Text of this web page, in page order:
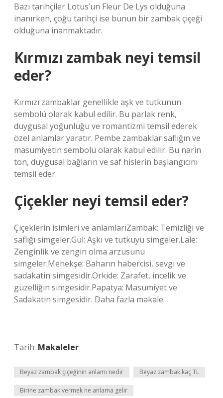
Bazı tarihçiler Lotus’un Fleur De Lys olduğuna
inanırken, çoğu tarihçi ise bunun bir zambak çiçeği
olduğuna inanmaktadır.
Kırmızı zambak neyi temsil
eder?
Kırmızı zambaklar genellikle aşk ve tutkunun
sembolü olarak kabul edilir. Bu parlak renk,
duygusal yoğunluğu ve romantizmi temsil ederek
özel anlamlar yaratır. Pembe zambaklar saflığın ve
masumiyetin sembolü olarak kabul edilir. Bu narin
ton, duygusal bağların ve saf hislerin başlangıcını
temsil eder.
Çiçekler neyi temsil eder?
Çiçeklerin isimleri ve anlamlarıZambak: Temizliği ve
saflığı simgeler.Gül: Aşkı ve tutkuyu simgeler.Lale:
Zenginlik ve zengin olma arzusunu
simgeler.Menekşe: Baharın habercisi, sevgi ve
sadakatin simgesidir.Orkide: Zarafet, incelik ve
güzelliğin simgesidir.Papatya: Masumiyet ve
Sadakatin simgesidir. Daha fazla makale…
Tarih: Makaleler
Beyaz zambak çiçeğinin anlamı nedir Beyaz zambak kaç TL
Birine zambak vermek ne anlama gelir